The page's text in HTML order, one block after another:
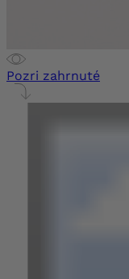
Pozri zahrnuté